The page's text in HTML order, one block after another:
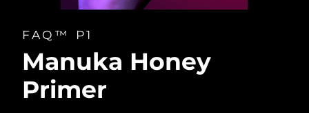
FAQ™ P1
Manuka Honey
Primer